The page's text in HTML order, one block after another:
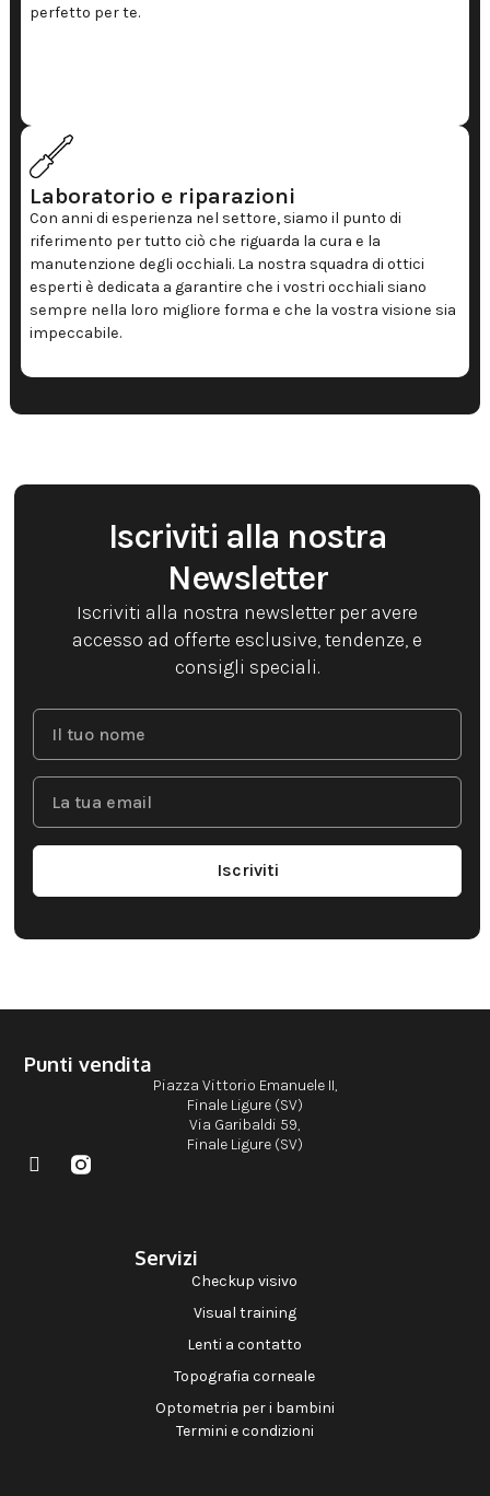
perfetto per te.
Laboratorio e riparazioni
Con anni di esperienza nel settore, siamo il punto di
riferimento per tutto ciò che riguarda la cura e la
manutenzione degli occhiali. La nostra squadra di ottici
esperti è dedicata a garantire che i vostri occhiali siano
sempre nella loro migliore forma e che la vostra visione sia
impeccabile.
Iscriviti alla nostra
Newsletter
Iscriviti alla nostra newsletter per avere
accesso ad offerte esclusive, tendenze, e
consigli speciali.
Iscriviti
Servizi
Checkup visivo
Visual training
Lenti a contatto
Topografia corneale
Optometria per i bambini
Termini e condizioni
Punti vendita
Piazza Vittorio Emanuele II,
Finale Ligure (SV)
Via Garibaldi 59,
Finale Ligure (SV)